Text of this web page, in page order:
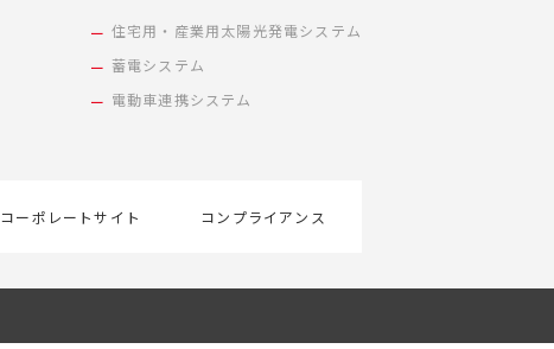
住宅用・産業用太陽光発電システム
蓄電システム
電動車連携システム
コーポレートサイト コンプライアンス